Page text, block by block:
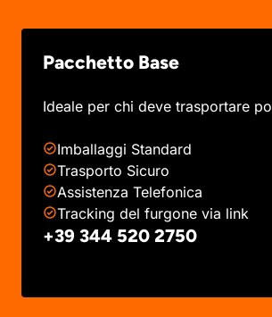
Pacchetto Base
Ideale per chi deve trasportare
Imballaggi Standard
Trasporto Sicuro
Assistenza Telefonica
Tracking del furgone via link
+39 344 520 2750